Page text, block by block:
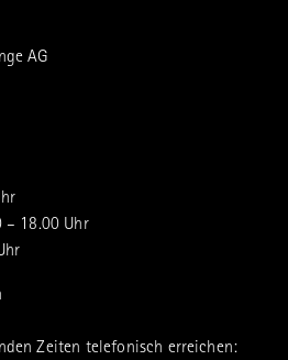
AG
– 18.00 Uhr
Zeiten telefonisch erreichen: